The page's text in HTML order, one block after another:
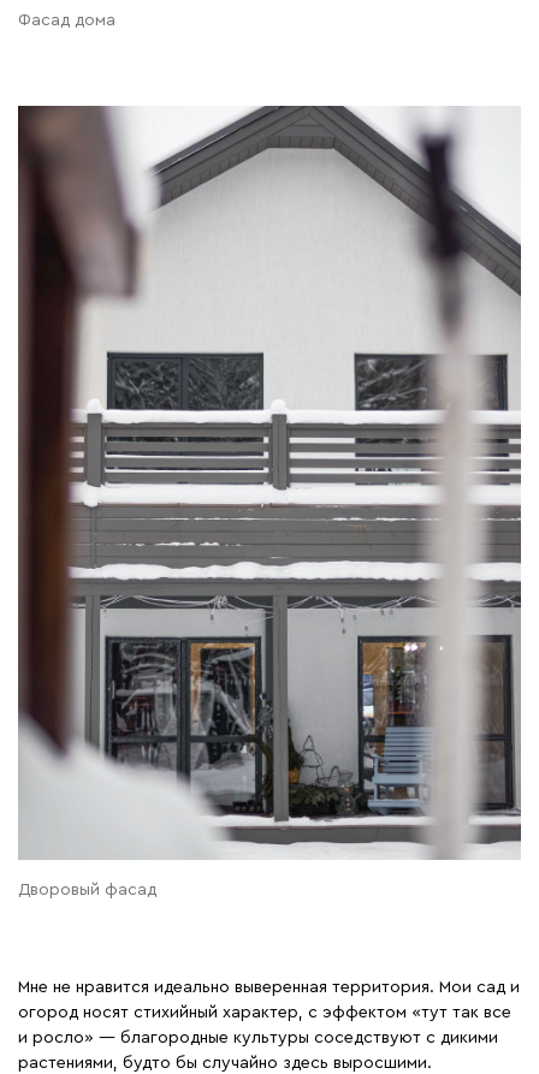
Фасад дома
Дворовый фасад
Мне не нравится идеально выверенная территория. Мои сад и
огород носят стихийный характер, с эффектом «тут так все
и росло» — благородные культуры соседствуют с дикими
растениями, будто бы случайно здесь выросшими.